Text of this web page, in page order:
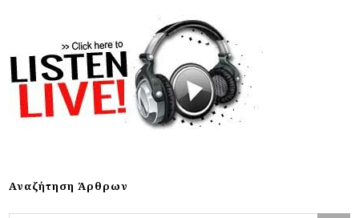
Αναζήτηση Άρθρων